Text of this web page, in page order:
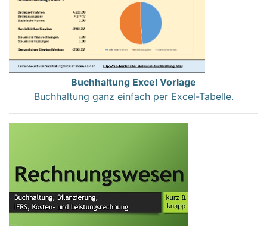
Buchhaltung Excel Vorlage
Buchhaltung ganz einfach per Excel-Tabelle.